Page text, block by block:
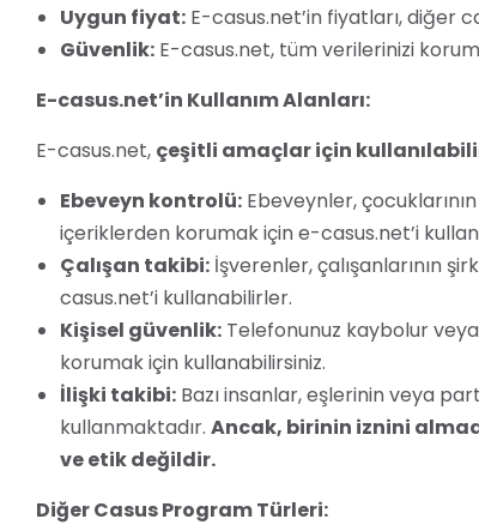
Uygun fiyat: E-casus.net’in fiyatları, diğer
Güvenlik: E-casus.net, tüm verilerinizi
E-casus.net’in Kullanım Alanları:
E-casus.net, çeşitli amaçlar için
Ebeveyn kontrolü: Ebeveynler,
içeriklerden korumak için e-casus.net’i
Çalışan takibi: İşverenler, çalışanlarının
casus.net’i kullanabilirler.
Kişisel güvenlik: Telefonunuz kaybolur
korumak için kullanabilirsiniz.
İlişki takibi: Bazı insanlar, eşlerinin veya
kullanmaktadır. Ancak, birinin iznini
ve etik değildir.
Diğer Casus Program Türleri: